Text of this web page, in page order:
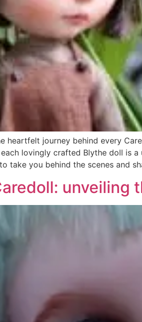
heartfelt journey behind every
lovingly crafted Blythe doll is
take you behind the scenes and
unveiling